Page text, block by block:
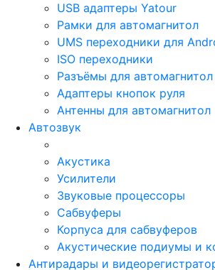
USB адаптеры Yatour
Рамки для автомагнитол
UMS переходники для
ISO переходники
Разъёмы для автомагнитол
Адаптеры кнопок руля
Антенны для автомагнитол
Автозвук
Акустика
Усилители
Звуковые процессоры
Сабвуферы
Корпуса для сабвуферов
Акустические подиумы и
Антирадары и